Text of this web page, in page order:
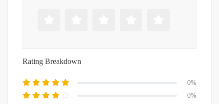
Rating Breakdown
0%
0%